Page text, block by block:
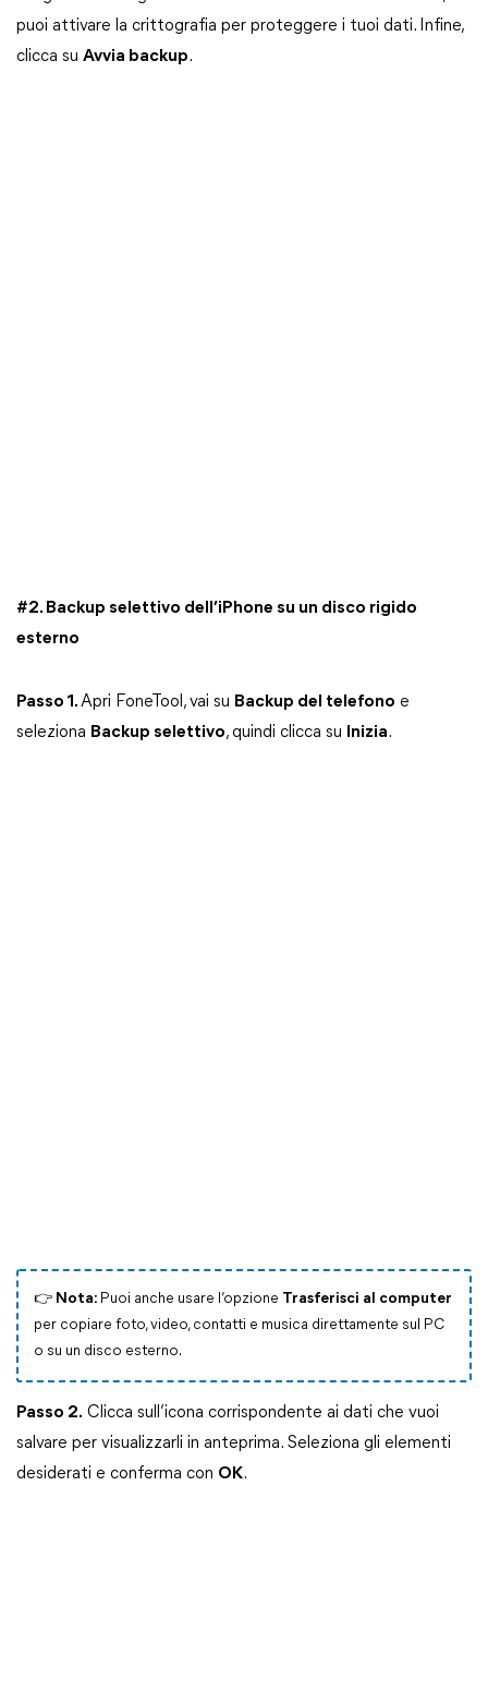
puoi attivare la crittografia per proteggere i tuoi dati. Infine,
clicca su Avvia backup.
#2. Backup selettivo dell’iPhone su un disco rigido
esterno
Passo 1.Apri FoneTool, vai su Backup del telefono e
seleziona Backup selettivo, quindi clicca su Inizia.
👉 Nota: Puoi anche usare l’opzione Trasferisci al computer
per copiare foto, video, contatti e musica direttamente sul PC
o su un disco esterno.
Passo 2. Clicca sull’icona corrispondente ai dati che vuoi
salvare per visualizzarli in anteprima. Seleziona gli elementi
desiderati e conferma con OK.